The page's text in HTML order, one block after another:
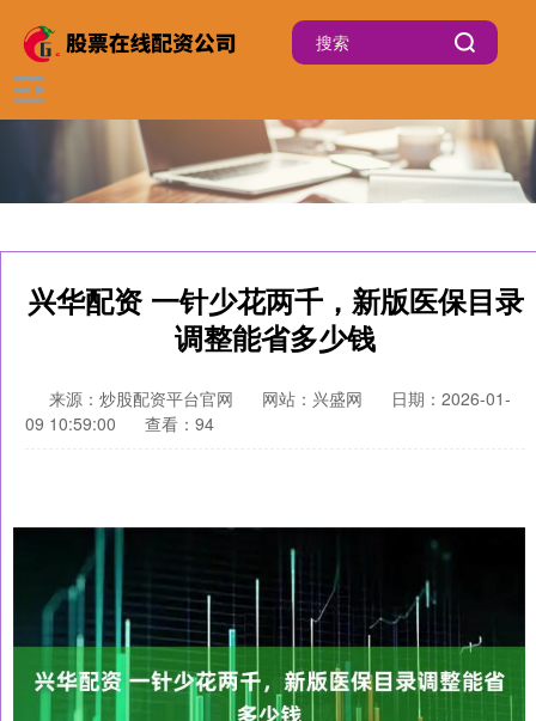
兴华配资 一针少花两千，新版医保目录
调整能省多少钱
来源：炒股配资平台官网 网站：兴盛网
日期：2026-01-
09 10:59:00
查看：94